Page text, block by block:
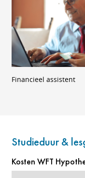
Financieel assistent
Studieduur &
Kosten WFT